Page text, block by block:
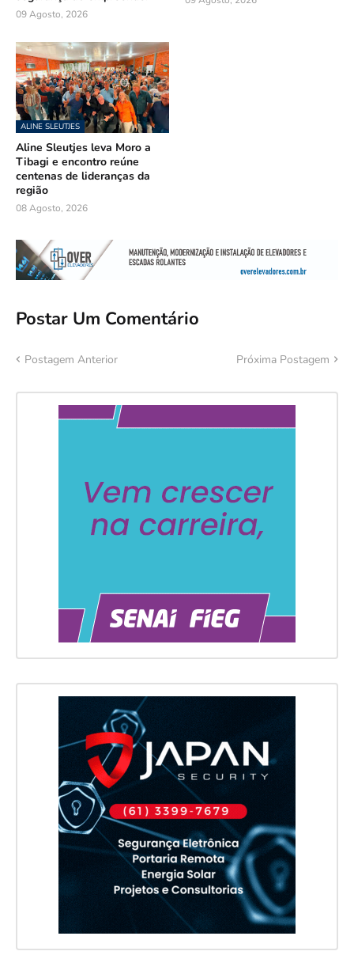
09 Agosto, 2026
ALINE SLEUTJES
Aline Sleutjes leva Moro a
Tibagi e encontro reúne
centenas de lideranças da
região
08 Agosto, 2026
Postar Um Comentário
Postagem Anterior Próxima Postagem